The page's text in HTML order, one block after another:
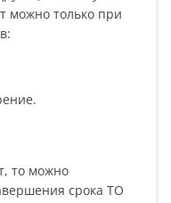
можно только при
то можно
срока ТО